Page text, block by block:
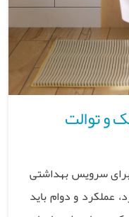
و توالت
سرویس بهداشتی
عملکرد و دوام باید